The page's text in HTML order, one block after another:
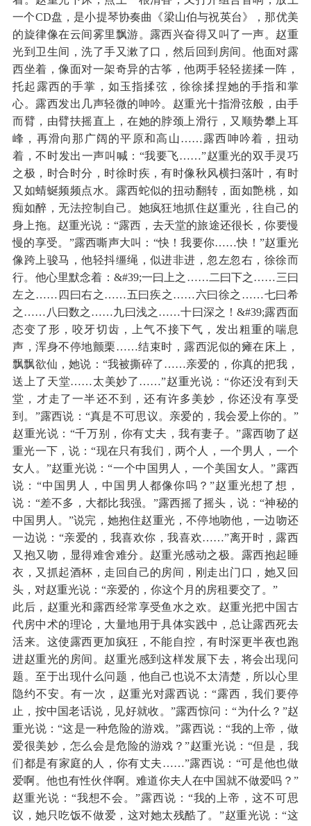
一个CD盘，是小提琴协奏曲《梁山伯与祝英台》，那优美
的旋律像在云间雾里飘游。露西兴奋得又叫了一声。赵重
光到卫生间，洗了手又漱了口，然后回到房间。他面对露
西坐着，像面对一架奇异的古筝，他两手轻轻搓揉一阵，
托起露西的手掌，如玉指揉弦，徐徐揉捏她的手指和掌
心。露西发出几声轻微的呻吟。赵重光十指滑弦般，由手
而臂，由臂扶摇直上，在她的脖颈上滑行，又顺势攀上耳
峰，再滑向那广阔的平原和高山……露西呻吟着，扭动
着，不时发出一声叫喊：“我要飞……”赵重光的双手灵巧
之极，时合时分，时徐时疾，有时像秋风横扫落叶，有时
又如蜻蜒频频点水。露西蛇似的扭动翻转，面如艶桃，如
痴如醉，无法控制自己。她疯狂地抓住赵重光，往自己的
身上拖。赵重光说：“露西，去天堂的旅途还很长，你要慢
慢的享受。”露西嘶声大叫：“快！我要你……快！”赵重光
像跨上骏马，他轻抖缰绳，似进非进，忽左忽右，徐徐而
行。他心里默念着：&#39;一曰上之……二曰下之……三曰
左之……四曰右之……五曰疾之……六曰徐之……七曰希
之……八曰数之……九曰浅之……十曰深之！&#39;露西面
态变了形，咬牙切齿，上气不接下气，发出粗重的喘息
声，浑身不停地颤栗……结束时，露西泥似的瘫在床上，
飘飘欲仙，她说：“我被撕碎了……亲爱的，你真的把我，
送上了天堂……太美妙了……”赵重光说：“你还没有到天
堂，才走了一半还不到，还有许多美妙，你还没有享受
到。”露西说：“真是不可思议。亲爱的，我会爱上你的。”
赵重光说：“千万别，你有丈夫，我有妻子。”露西吻了赵
重光一下，说：“现在只有我们，两个人，一个男人，一个
女人。”赵重光说：“一个中国男人，一个美国女人。”露西
说：“中国男人，中国男人都像你吗？”赵重光想了想，
说：“差不多，大都比我强。”露西摇了摇头，说：“神秘的
中国男人。”说完，她抱住赵重光，不停地吻他，一边吻还
一边说：“亲爱的，我喜欢你，我喜欢……”离开时，露西
又抱又吻，显得难舍难分。赵重光感动之极。露西抱起睡
衣，又抓起酒杯，走回自己的房间，刚走出门口，她又回
头，对赵重光说：“亲爱的，你这个月的房租要交了。”
此后，赵重光和露西经常享受鱼水之欢。赵重光把中国古
代房中术的理论，大量地用于具体实践中，总让露西死去
活来。这使露西更加疯狂，不能自控，有时深更半夜也跑
进赵重光的房间。赵重光感到这样发展下去，将会出现问
题。至于出现什么问题，他自己也说不太清楚，所以心里
隐约不安。有一次，赵重光对露西说：“露西，我们要停
止，按中国老话说，见好就收。”露西惊问：“为什么？”赵
重光说：“这是一种危险的游戏。”露西说：“我的上帝，做
爱很美妙，怎么会是危险的游戏？”赵重光说：“但是，我
们都是有家庭的人，你有丈夫……”露西说：“可是他也做
爱啊。他也有性伙伴啊。难道你夫人在中国就不做爱吗？”
赵重光说：“我想不会。”露西说：“我的上帝，这不可思
议，她只吃饭不做爱，这对她太残酷了。”赵重光说：“这